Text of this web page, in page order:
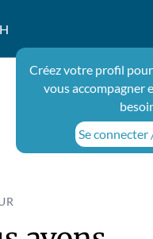
Créez votre profil
vous accompagner
Se